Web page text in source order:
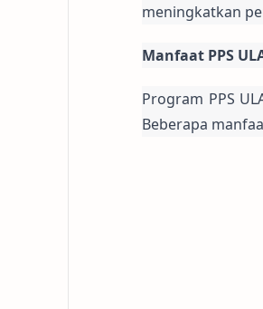
meningkatkan
Manfaat PPS
Program PPS
Beberapa